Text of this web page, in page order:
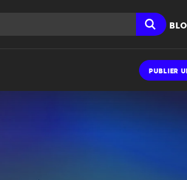
PUBLIER